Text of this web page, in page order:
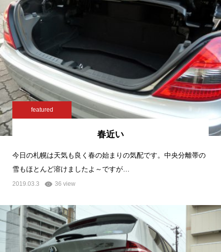
featured
春近い
今日の札幌は天気も良く春の始まりの気配です。中央分離帯の
雪もほとんど溶けましたよ～ですが…
2019.03.3 36 view